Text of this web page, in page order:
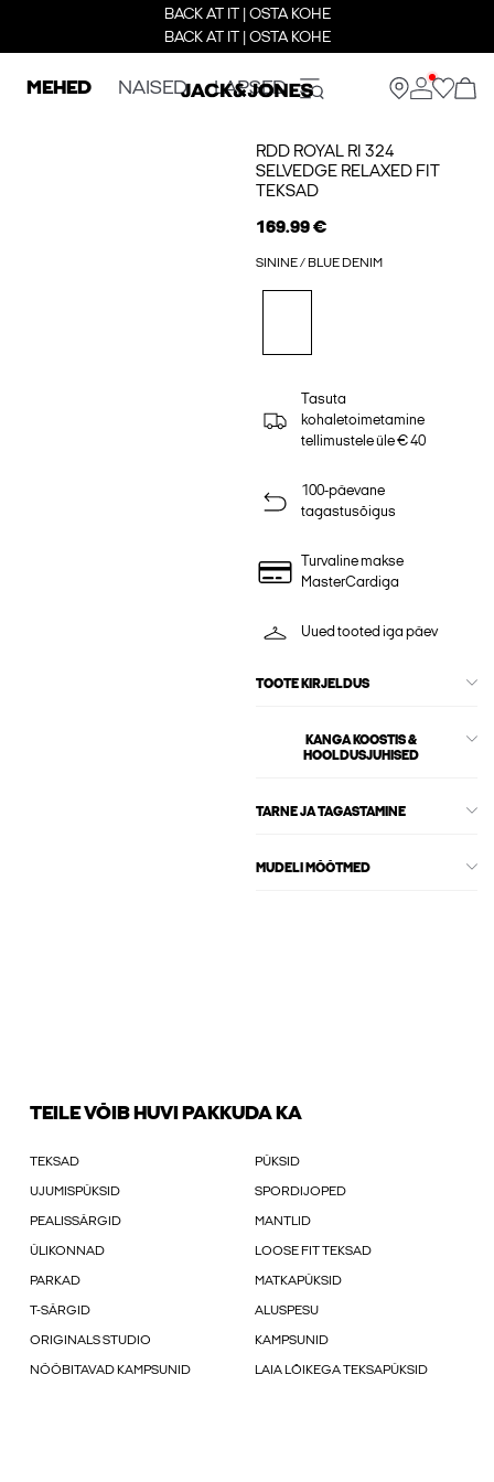
BACK AT IT | OSTA KOHE
BACK AT IT | OSTA KOHE
MEHED NAISED LAPSED
RDD ROYAL RI 324
SELVEDGE RELAXED FIT
TEKSAD
169.99 €
SININE / BLUE DENIM
Tasuta
kohaletoimetamine
tellimustele üle € 40
100-päevane
tagastusõigus
Turvaline makse
MasterCardiga
Uued tooted iga päev
TOOTE KIRJELDUS
KANGA KOOSTIS &
HOOLDUSJUHISED
TARNE JA TAGASTAMINE
MUDELI MÕÕTMED
TEILE VÕIB HUVI PAKKUDA KA
TEKSAD PÜKSID
UJUMISPÜKSID SPORDIJOPED
PEALISSÄRGID MANTLID
ÜLIKONNAD LOOSE FIT TEKSAD
PARKAD MATKAPÜKSID
T-SÄRGID ALUSPESU
ORIGINALS STUDIO KAMPSUNID
NÖÖBITAVAD KAMPSUNID LAIA LÕIKEGA TEKSAPÜKSID